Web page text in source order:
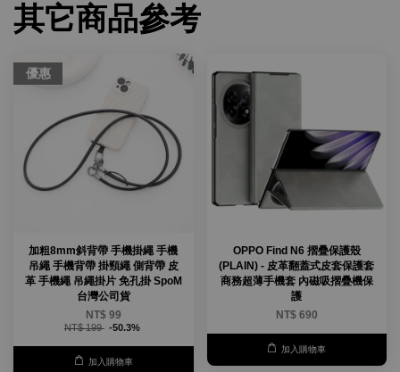
其它商品參考
優惠
加粗8mm斜背帶 手機掛繩 手機
吊繩 手機背帶 掛頸繩 側背帶 皮
革 手機繩 吊繩掛片 免孔掛 SpoM
台灣公司貨
NT$ 99
NT$ 199 -50.3%
加入購物車
OPPO Find N6 摺疊保護殼
(PLAIN) - 皮革翻蓋式皮套保護套
商務超薄手機套 內磁吸摺疊機保
護
NT$ 690
加入購物車